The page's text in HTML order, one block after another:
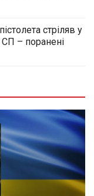
стріляв у
– поранені